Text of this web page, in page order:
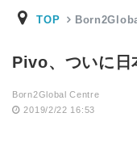
TOP
Pivo、ついに日
Born2Global Centre
2019/2/22 16:53